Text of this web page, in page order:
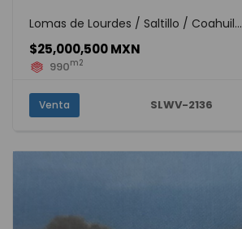
Lomas de Lourdes / Saltillo / Coahuil...
$25,000,500 MXN
990m2
Venta SLWV-2136